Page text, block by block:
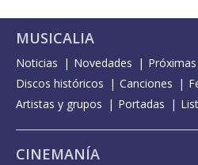
MUSICALIA
Noticias Novedades
Discos históricos
Canciones
Artistas y grupos
Portadas
CINEMANÍA